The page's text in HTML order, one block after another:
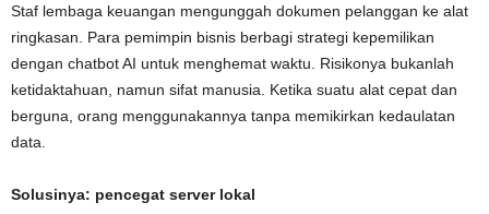
Staf lembaga keuangan mengunggah dokumen pelanggan ke alat
ringkasan. Para pemimpin bisnis berbagi strategi kepemilikan
dengan chatbot AI untuk menghemat waktu. Risikonya bukanlah
ketidaktahuan, namun sifat manusia. Ketika suatu alat cepat dan
berguna, orang menggunakannya tanpa memikirkan kedaulatan
data.
Solusinya: pencegat server lokal